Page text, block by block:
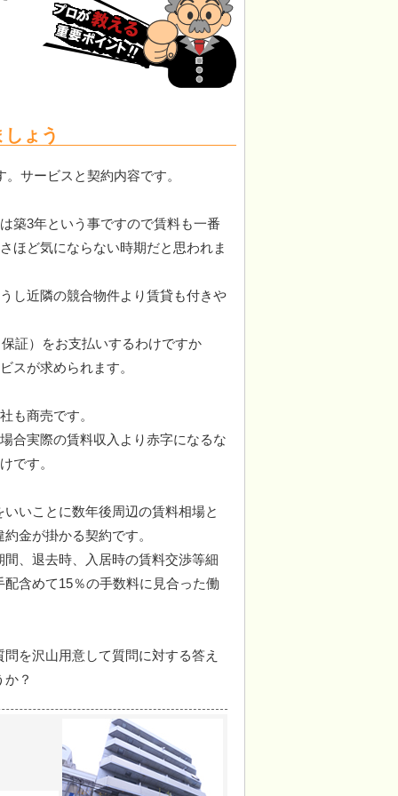
ょう
サービスと契約内容です。
築3年という事ですので賃料も一番
ほど気にならない時期だと思われま
し近隣の競合物件より賃貸も付きや
証）をお支払いするわけですか
スが求められます。
も商売です。
合実際の賃料収入より赤字になるな
です。
いことに数年後周辺の賃料相場と
金が掛かる契約です。
、退去時、入居時の賃料交渉等細
含めて15％の手数料に見合った働
を沢山用意して質問に対する答え
？